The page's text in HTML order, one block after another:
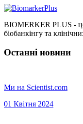
BIOMERKER PLUS - це
біобанкінгу та
Останні новини
Ми на Scientist.com
01 Квітня 2024